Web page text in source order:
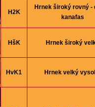
H2K
Hrnek široký rovný -
kanafas
HšK Hrnek široký
HvK1 Hrnek velký